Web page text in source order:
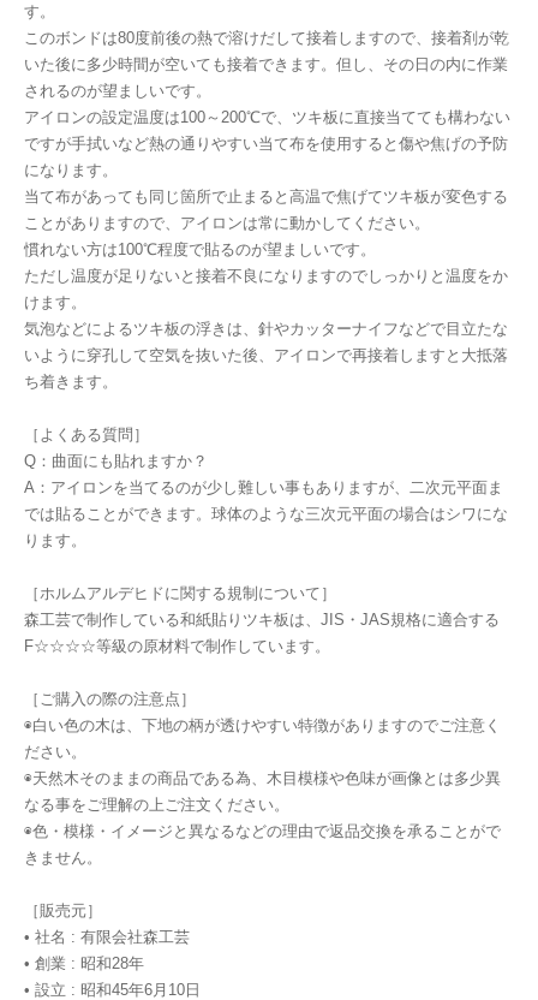
す。
このボンドは80度前後の熱で溶けだして接着しますので、接着剤が乾
いた後に多少時間が空いても接着できます。但し、その日の内に作業
されるのが望ましいです。
アイロンの設定温度は100～200℃で、ツキ板に直接当てても構わない
ですが手拭いなど熱の通りやすい当て布を使用すると傷や焦げの予防
になります。
当て布があっても同じ箇所で止まると高温で焦げてツキ板が変色する
ことがありますので、アイロンは常に動かしてください。
慣れない方は100℃程度で貼るのが望ましいです。
ただし温度が足りないと接着不良になりますのでしっかりと温度をか
けます。
気泡などによるツキ板の浮きは、針やカッターナイフなどで目立たな
いように穿孔して空気を抜いた後、アイロンで再接着しますと大抵落
ち着きます。
［よくある質問］
Q：曲面にも貼れますか？
A：アイロンを当てるのが少し難しい事もありますが、二次元平面ま
では貼ることができます。球体のような三次元平面の場合はシワにな
ります。
［ホルムアルデヒドに関する規制について］
森工芸で制作している和紙貼りツキ板は、JIS・JAS規格に適合する
F☆☆☆☆等級の原材料で制作しています。
［ご購入の際の注意点］
◉白い色の木は、下地の柄が透けやすい特徴がありますのでご注意く
ださい。
◉天然木そのままの商品である為、木目模様や色味が画像とは多少異
なる事をご理解の上ご注文ください。
◉色・模様・イメージと異なるなどの理由で返品交換を承ることがで
きません。
［販売元］
• 社名 : 有限会社森工芸
• 創業 : 昭和28年
• 設立 : 昭和45年6月10日